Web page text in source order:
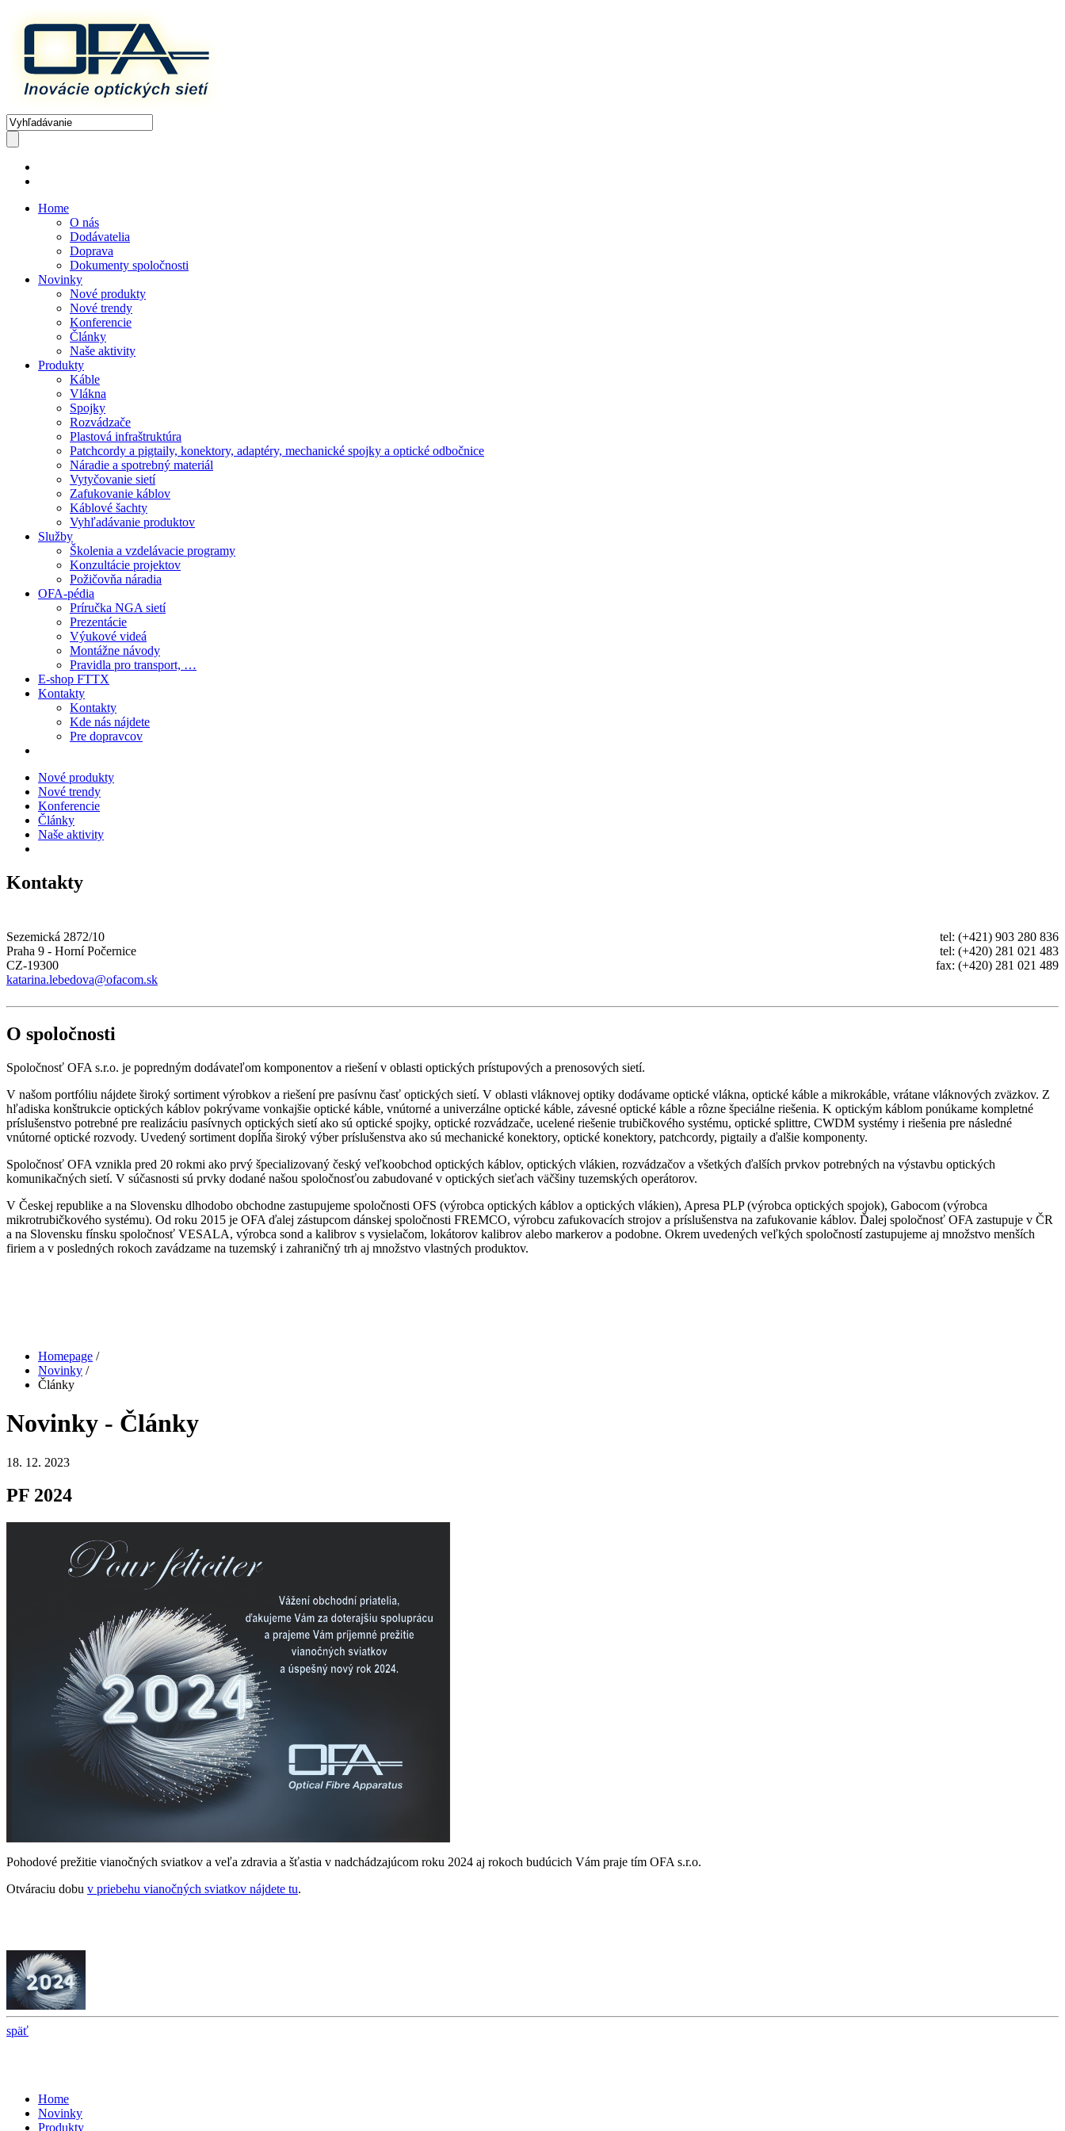
Home
O nás
Dodávatelia
Doprava
Dokumenty spoločnosti
Novinky
Nové produkty
Nové trendy
Konferencie
Články
Naše aktivity
Produkty
Káble
Vlákna
Spojky
Rozvádzače
Plastová infraštruktúra
Patchcordy a pigtaily, konektory, adaptéry, mechanické spojky a optické odbočnice
Náradie a spotrebný materiál
Vytyčovanie sietí
Zafukovanie káblov
Káblové šachty
Vyhľadávanie produktov
Služby
Školenia a vzdelávacie programy
Konzultácie projektov
Požičovňa náradia
OFA-pédia
Príručka NGA sietí
Prezentácie
Výukové videá
Montážne návody
Pravidla pro transport, …
E-shop FTTX
Kontakty
Kontakty
Kde nás nájdete
Pre dopravcov
Nové produkty
Nové trendy
Konferencie
Články
Naše aktivity
Kontakty
Sezemická 2872/10
Praha 9 - Horní Počernice
CZ-19300
katarina.lebedova@ofacom.sk
tel: (+421) 903 280 836
tel: (+420) 281 021 483
fax: (+420) 281 021 489
O spoločnosti
Spoločnosť OFA s.r.o. je popredným dodávateľom komponentov a riešení v oblasti optických prístupových a prenosových sietí.
V našom portfóliu nájdete široký sortiment výrobkov a riešení pre pasívnu časť optických sietí. V oblasti vláknovej optiky dodávame optické vlákna, optické káble a mikrokáble, vrátane vláknových zväzkov. Z
hľadiska konštrukcie optických káblov pokrývame vonkajšie optické káble, vnútorné a univerzálne optické káble, závesné optické káble a rôzne špeciálne riešenia. K optickým káblom ponúkame kompletné
príslušenstvo potrebné pre realizáciu pasívnych optických sietí ako sú optické spojky, optické rozvádzače, ucelené riešenie trubičkového systému, optické splittre, CWDM systémy i riešenia pre následné
vnútorné optické rozvody. Uvedený sortiment dopĺňa široký výber príslušenstva ako sú mechanické konektory, optické konektory, patchcordy, pigtaily a ďalšie komponenty.
Spoločnosť OFA vznikla pred 20 rokmi ako prvý špecializovaný český veľkoobchod optických káblov, optických vlákien, rozvádzačov a všetkých ďalších prvkov potrebných na výstavbu optických
komunikačných sietí. V súčasnosti sú prvky dodané našou spoločnosťou zabudované v optických sieťach väčšiny tuzemských operátorov.
V Českej republike a na Slovensku dlhodobo obchodne zastupujeme spoločnosti OFS (výrobca optických káblov a optických vlákien), Apresa PLP (výrobca optických spojok), Gabocom (výrobca
mikrotrubičkového systému). Od roku 2015 je OFA ďalej zástupcom dánskej spoločnosti FREMCO, výrobcu zafukovacích strojov a príslušenstva na zafukovanie káblov. Ďalej spoločnosť OFA zastupuje v ČR
a na Slovensku fínsku spoločnosť VESALA, výrobca sond a kalibrov s vysielačom, lokátorov kalibrov alebo markerov a podobne. Okrem uvedených veľkých spoločností zastupujeme aj množstvo menších
firiem a v posledných rokoch zavádzame na tuzemský i zahraničný trh aj množstvo vlastných produktov.
Homepage /
Novinky /
Články
Novinky - Články
18. 12. 2023
PF 2024
Pohodové prežitie vianočných sviatkov a veľa zdravia a šťastia v nadchádzajúcom roku 2024 aj rokoch budúcich Vám praje tím OFA s.r.o.
Otváraciu dobu v priebehu vianočných sviatkov nájdete tu.
späť
Home
Novinky
Produkty